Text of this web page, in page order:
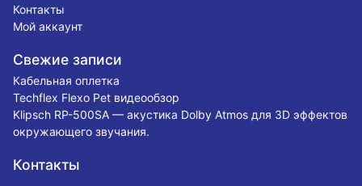
Контакты
Мой аккаунт
Свежие записи
Кабельная оплетка
Techflex Flexo Pet видеообзор
Klipsch RP-500SA — акустика Dolby Atmos для 3D эффектов
окружающего звучания.
Контакты